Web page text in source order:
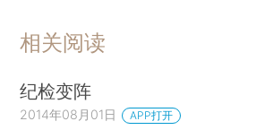
相关阅读
纪检变阵
2014年08月01日 APP打开